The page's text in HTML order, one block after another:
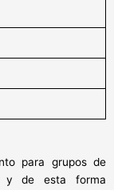
para grupos de
y de esta forma